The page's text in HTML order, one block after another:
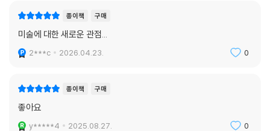
종이책 구매
미술에 대한 새로운 관점...
2***c 2026.04.23. 0
종이책 구매
좋아요
y*****4 2025.08.27. 0